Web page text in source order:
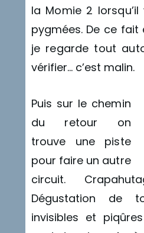
la Momie 2
pygmées. De ce fait
je regarde tout
vérifier… c’est malin.
Puis sur le chemin
du retour on
trouve une piste
pour faire un autre
circuit.
Dégustation de
invisibles et